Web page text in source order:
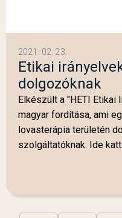
2021. 02. 23.
Etikai
dolgozóknak
Elkészült a "HETI Etikai
magyar fordítása, ami
lovasterápia területén
szolgáltatóknak. Ide